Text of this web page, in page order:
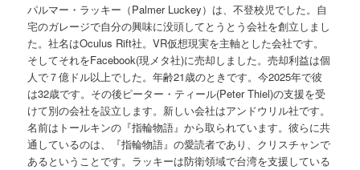
パルマー・ラッキー（Palmer Luckey）は、不登校児でした。自
宅のガレージで自分の興味に没頭してとうとう会社を創立しまし
た。社名はOculus Rift社。VR仮想現実を主軸とした会社です。
そしてそれをFacebook(現メタ社)に売却しました。売却利益は個
人で７億ドル以上でした。年齢21歳のときです。今2025年で彼
は32歳です。その後ピーター・ティール(Peter Thiel)の支援を受
けて別の会社を設立します。新しい会社はアンドウリル社です。
名前はトールキンの『指輪物語』から取られています。彼らに共
通しているのは、『指輪物語』の愛読者であり、クリスチャンで
あるということです。ラッキーは防衛領域で台湾を支援している